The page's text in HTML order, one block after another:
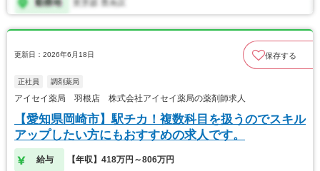
更新日：2026年6月18日 保存する
正社員 調剤薬局
アイセイ薬局 羽根店 株式会社アイセイ薬局の薬剤師求人
【愛知県岡崎市】駅チカ！複数科目を扱うのでスキル
アップしたい方にもおすすめの求人です。
給与 【年収】418万円～806万円